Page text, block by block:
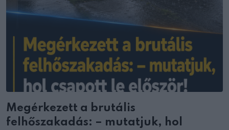
Megérkezett a brutális
felhőszakadás: – mutatjuk, hol